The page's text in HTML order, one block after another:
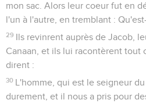
mon sac. Alors leur coeur fut en
l'un à l'autre, en tremblant :
29 Ils revinrent auprès de Jacob,
Canaan, et ils lui racontèrent tout
dirent :
30 L'homme, qui est le seigneur
durement, et il nous a pris pour